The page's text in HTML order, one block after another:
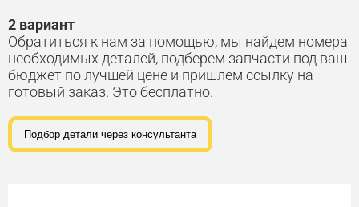
2 вариант
Обратиться к нам за помощью, мы найдем номера
необходимых деталей, подберем запчасти под ваш
бюджет по лучшей цене и пришлем ссылку на
готовый заказ. Это бесплатно.
Подбор детали через консультанта